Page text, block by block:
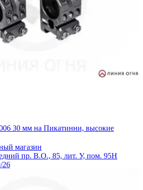
30 мм на Пикатинни, высокие
магазин
пр. В.О., 85, лит. У, пом. 95Н
26